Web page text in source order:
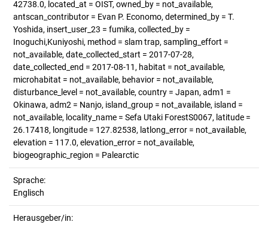
42738.0, located_at = OIST, owned_by = not_available,
antscan_contributor = Evan P. Economo, determined_by = T.
Yoshida, insert_user_23 = fumika, collected_by =
Inoguchi,Kuniyoshi, method = slam trap, sampling_effort =
not_available, date_collected_start = 2017-07-28,
date_collected_end = 2017-08-11, habitat = not_available,
microhabitat = not_available, behavior = not_available,
disturbance_level = not_available, country = Japan, adm1 =
Okinawa, adm2 = Nanjo, island_group = not_available, island =
not_available, locality_name = Sefa Utaki ForestS0067, latitude =
26.17418, longitude = 127.82538, latlong_error = not_available,
elevation = 117.0, elevation_error = not_available,
biogeographic_region = Palearctic
Sprache:
Englisch
Herausgeber/in: